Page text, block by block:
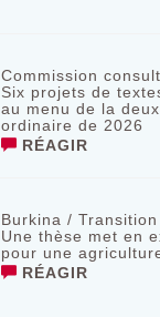
Commission
Six projets de
au menu de la
ordinaire de 2026
RÉAGIR
Burkina /
Une thèse met en
pour une
RÉAGIR